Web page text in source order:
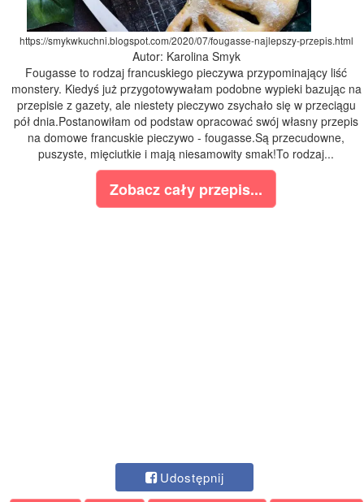
https://smykwkuchni.blogspot.com/2020/07/fougasse-najlepszy-przepis.html
Autor: Karolina Smyk
Fougasse to rodzaj francuskiego pieczywa przypominający liść
monstery. Kiedyś już przygotowywałam podobne wypieki bazując na
przepisie z gazety, ale niestety pieczywo zsychało się w przeciągu
pół dnia.Postanowiłam od podstaw opracować swój własny przepis
na domowe francuskie pieczywo - fougasse.Są przecudowne,
puszyste, mięciutkie i mają niesamowity smak!To rodzaj...
Zobacz cały przepis...
Udostępnij